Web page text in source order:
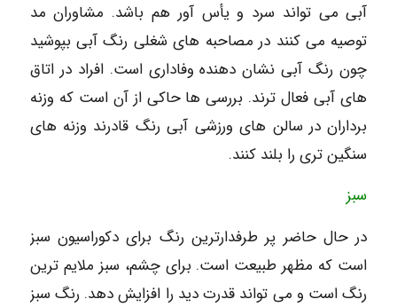
آبی می تواند سرد و یأس آور هم باشد. مشاوران مد
توصیه می کنند در مصاحبه های شغلی رنگ آبی بپوشید
چون رنگ آبی نشان دهنده وفاداری است. افراد در اتاق
های آبی فعال ترند. بررسی ها حاکی از آن است که وزنه
برداران در سالن های ورزشی آبی رنگ قادرند وزنه های
سنگین تری را بلند کنند.
سبز
در حال حاضر پر طرفدارترین رنگ برای دکوراسیون سبز
است که مظهر طبیعت است. برای چشم، سبز ملایم ترین
رنگ است و می تواند قدرت دید را افزایش دهد. رنگ سبز